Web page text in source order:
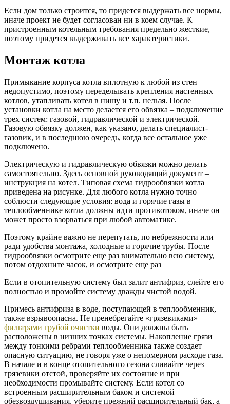
Если дом только строится, то придется выдержать все нормы,
иначе проект не будет согласован ни в коем случае. К
пристроенным котельным требования предельно жесткие,
поэтому придется выдерживать все характеристики.
Монтаж котла
Примыкание корпуса котла вплотную к любой из стен
недопустимо, поэтому переделывать крепления настенных
котлов, утапливать котел в нишу и т.п. нельзя. После
установки котла на место делается его обвязка – подключение
трех систем: газовой, гидравлической и электрической.
Газовую обвязку должен, как указано, делать специалист-
газовик, и в последнюю очередь, когда все остальное уже
подключено.
Электрическую и гидравлическую обвязки можно делать
самостоятельно. Здесь основной руководящий документ –
инструкция на котел. Типовая схема гидрообвязки котла
приведена на рисунке. Для любого котла нужно точно
соблюсти следующие условия: вода и горячие газы в
теплообменнике котла должны идти противотоком, иначе он
может просто взорваться при любой автоматике.
Поэтому крайне важно не перепутать, по небрежности или
ради удобства монтажа, холодные и горячие трубы. После
гидрообвязки осмотрите еще раз внимательно всю систему,
потом отдохните часок, и осмотрите еще раз
Если в отопительную систему был залит антифриз, слейте его
полностью и промойте систему дважды чистой водой.
Примесь антифриза в воде, поступающей в теплообменник,
также взрывоопасна. Не пренебрегайте «грязевиками» –
фильтрами грубой очистки воды. Они должны быть
расположены в низших точках системы. Накопление грязи
между тонкими ребрами теплообменника также создает
опасную ситуацию, не говоря уже о непомерном расходе газа.
В начале и в конце отопительного сезона сливайте через
грязевики отстой, проверяйте их состояние и при
необходимости промывайте систему. Если котел со
встроенным расширительным баком и системой
обезвоздушивания, уберите прежний расширительный бак, а